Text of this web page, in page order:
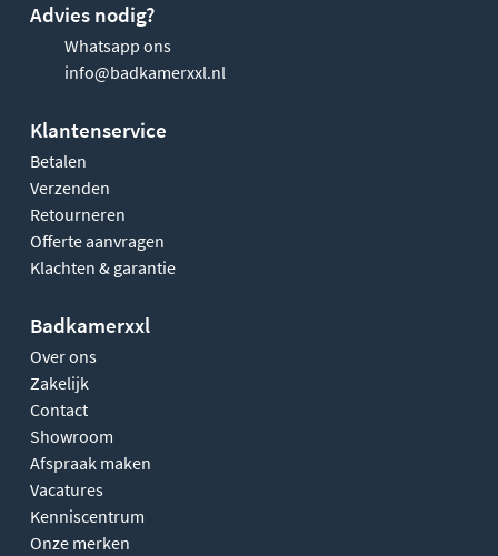
Advies nodig?
Whatsapp ons
info@badkamerxxl.nl
Klantenservice
Betalen
Verzenden
Retourneren
Offerte aanvragen
Klachten & garantie
Badkamerxxl
Over ons
Zakelijk
Contact
Showroom
Afspraak maken
Vacatures
Kenniscentrum
Onze merken